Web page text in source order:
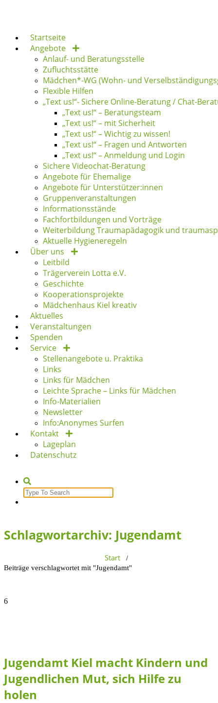
Startseite
Angebote
Anlauf- und Beratungsstelle
Zufluchtsstätte
Mädchen*-WG (Wohn- und
Flexible Hilfen
„Text us!“- Sichere Online-Beratung / Chat-
„Text us!“ – Beratungsteam
„Text us!“ – mit Sicherheit
„Text us!“ – Wichtig zu wissen!
„Text us!“ – Fragen und Antworten
„Text us!“ – Anmeldung und Login
Sichere Videochat-Beratung
Angebote für Ehemalige
Angebote für Unterstützer:innen
Gruppenveranstaltungen
Informationsstände
Fachfortbildungen und Vorträge
Weiterbildung Traumapädagogik und
Aktuelle Hygieneregeln
Über uns
Leitbild
Trägerverein Lotta e.V.
Geschichte
Kooperationsprojekte
Mädchenhaus Kiel kreativ
Aktuelles
Veranstaltungen
Spenden
Service
Stellenangebote u. Praktika
Links
Links für Mädchen
Leichte Sprache – Links für Mädchen
Info-Materialien
Newsletter
Info:Anonymes Surfen
Kontakt
Lageplan
Datenschutz
Search
for:
Schlagwortarchiv: Jugendamt
Start /
Beiträge verschlagwortet mit "Jugendamt"
6
Jugendamt Kiel macht Kindern und
Jugendlichen Mut, sich Hilfe zu
holen